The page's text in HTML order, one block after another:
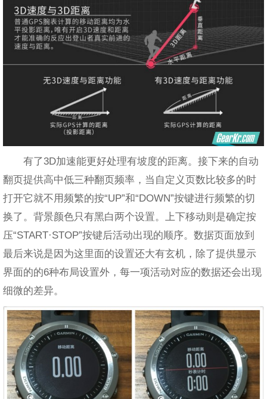
有了3D加速能更好处理有坡度的距离。接下来的自动
翻页提供高中低三种翻页频率，当自定义页数比较多的时
打开它就不用频繁的按“UP”和“DOWN”按键进行频繁的切
换了。背景颜色只有黑白两个设置。上下移动则是确定按
压“START·STOP”按键后活动出现的顺序。数据页面放到
最后来说是因为这里面的设置还大有玄机，除了提供显示
界面的的6种布局设置外，每一项活动对应的数据还会出现
细微的差异。